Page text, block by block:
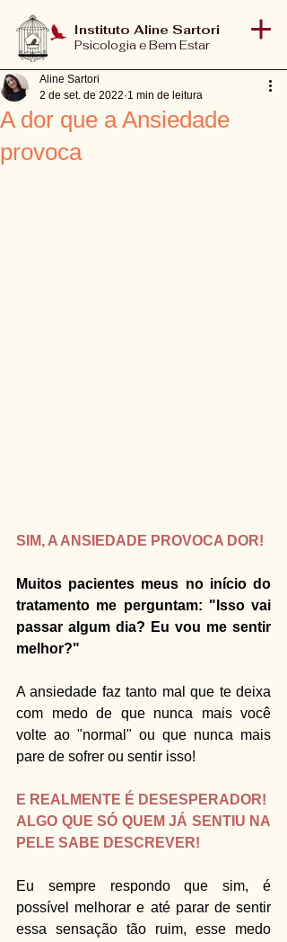
Instituto Aline Sartori
Psicologia e Bem Estar
A dor que a Ansiedade
provoca
Aline Sartori
2 de set. de 2022 1 min de leitura
SIM, A ANSIEDADE PROVOCA DOR!
Muitos pacientes meus no início do
tratamento me perguntam: "Isso vai
passar algum dia? Eu vou me sentir
melhor?"
A ansiedade faz tanto mal que te deixa
com medo de que nunca mais você
volte ao "normal" ou que nunca mais
pare de sofrer ou sentir isso!
E REALMENTE É DESESPERADOR!
ALGO QUE SÓ QUEM JÁ SENTIU NA
PELE SABE DESCREVER!
Eu sempre respondo que sim, é
possível melhorar e até parar de sentir
essa sensação tão ruim, esse medo